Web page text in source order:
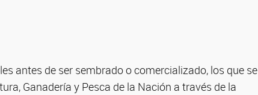
antes de ser sembrado o comercializado, los que se
Ganadería y Pesca de la Nación a través de la